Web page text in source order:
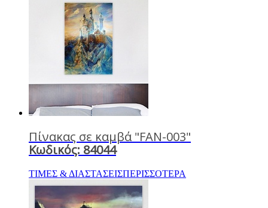
Πίνακας σε καμβά "FAN-003"
Κωδικός: 84044
ΤΙΜΕΣ & ΔΙΑΣΤΑΣΕΙΣΠΕΡΙΣΣΟΤΕΡΑ